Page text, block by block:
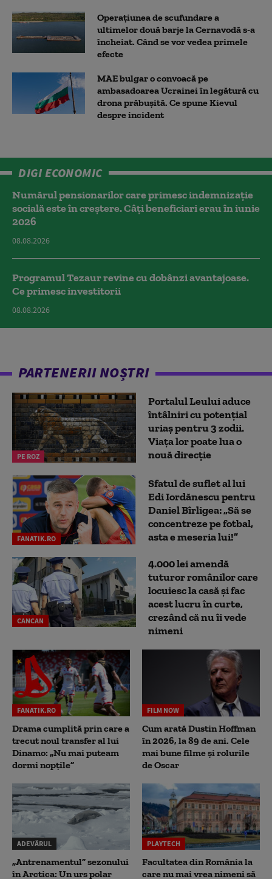
Operațiunea de scufundare a
ultimelor două barje la Cernavodă s-a
încheiat. Când se vor vedea primele
efecte
MAE bulgar o convoacă pe
ambasadoarea Ucrainei în legătură cu
drona prăbuşită. Ce spune Kievul
despre incident
DIGI ECONOMIC
Numărul pensionarilor care primesc indemnizaţie
socială este în creștere. Câți beneficiari erau în iunie
2026
08.08.2026
Programul Tezaur revine cu dobânzi avantajoase.
Ce primesc investitorii
08.08.2026
PARTENERII NOȘTRI
PE ROZ
Portalul Leului aduce
întâlniri cu potențial
uriaș pentru 3 zodii.
Viața lor poate lua o
nouă direcție
FANATIK.RO
Sfatul de suflet al lui
Edi Iordănescu pentru
Daniel Bîrligea: „Să se
concentreze pe fotbal,
asta e meseria lui!”
CANCAN
4.000 lei amendă
tuturor românilor care
locuiesc la casă și fac
acest lucru în curte,
crezând că nu îi vede
nimeni
FANATIK.RO
Drama cumplită prin care a
trecut noul transfer al lui
Dinamo: „Nu mai puteam
dormi nopțile”
FILM NOW
Cum arată Dustin Hoffman
în 2026, la 89 de ani. Cele
mai bune filme și rolurile
de Oscar
ADEVĂRUL
„Antrenamentul” sezonului
în Arctica: Un urs polar
PLAYTECH
Facultatea din România la
care nu mai vrea nimeni să